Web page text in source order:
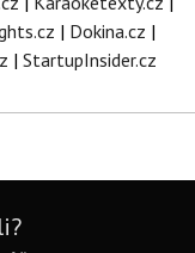
| Dokina.cz |
| StartupInsider.cz